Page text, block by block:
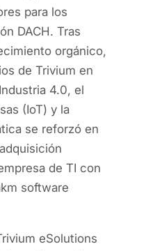
para los
DACH. Tras
orgánico,
de Trivium en
4.0, el
(IoT) y la
se reforzó en
de TI con
software
eSolutions